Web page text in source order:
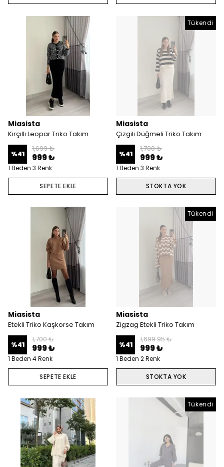
Miasista
Kırçıllı Leopar Triko Takım
%41
1,699 ₺
999 ₺
1 Beden 3 Renk
SEPETE EKLE
Tükendi
Miasista
Çizgili Düğmeli Triko Takım
%41
1,700 ₺
999 ₺
1 Beden 3 Renk
STOKTA YOK
Miasista
Etekli Triko Kaşkorse Takım
%41
1,700 ₺
999 ₺
1 Beden 4 Renk
SEPETE EKLE
Tükendi
Miasista
Zigzag Etekli Triko Takım
%41
1,699.95 ₺
999 ₺
1 Beden 2 Renk
STOKTA YOK
Tükendi